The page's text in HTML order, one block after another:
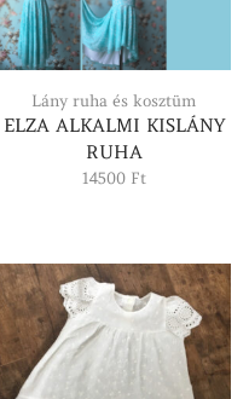
Lány ruha és kosztüm
ELZA ALKALMI KISLÁNY
RUHA
14500 Ft